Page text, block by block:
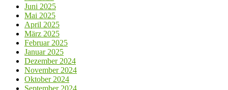
Juni 2025
Mai 2025
April 2025
März 2025
Februar 2025
Januar 2025
Dezember 2024
November 2024
Oktober 2024